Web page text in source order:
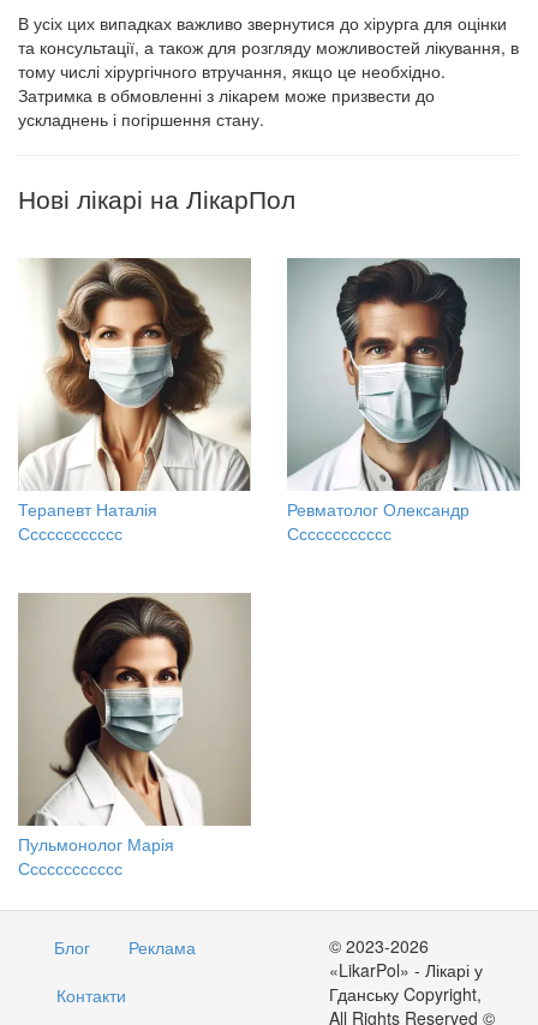
В усіх цих випадках важливо звернутися до хірурга для оцінки
та консультації, а також для розгляду можливостей лікування, в
тому числі хірургічного втручання, якщо це необхідно.
Затримка в обмовленні з лікарем може призвести до
ускладнень і погіршення стану.
Нові лікарі на ЛікарПол
Терапевт Наталія
Сссссссссссс
Ревматолог Олександр
Сссссссссссс
Пульмонолог Марія
Сссссссссссс
Блог
Реклама
Контакти
© 2023-2026
«LikarPol» - Лікарі у
Гданську Copyright,
All Rights Reserved ©